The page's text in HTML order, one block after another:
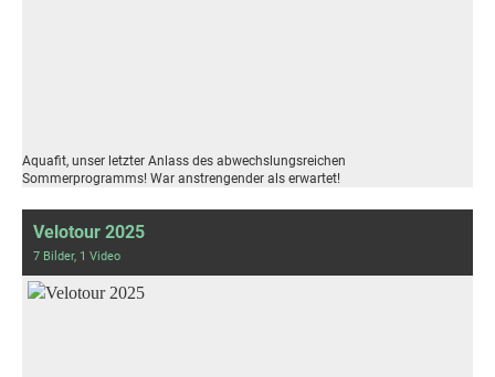
Aquafit, unser letzter Anlass des abwechslungsreichen
Sommerprogramms! War anstrengender als erwartet!
Velotour 2025
7 Bilder, 1 Video